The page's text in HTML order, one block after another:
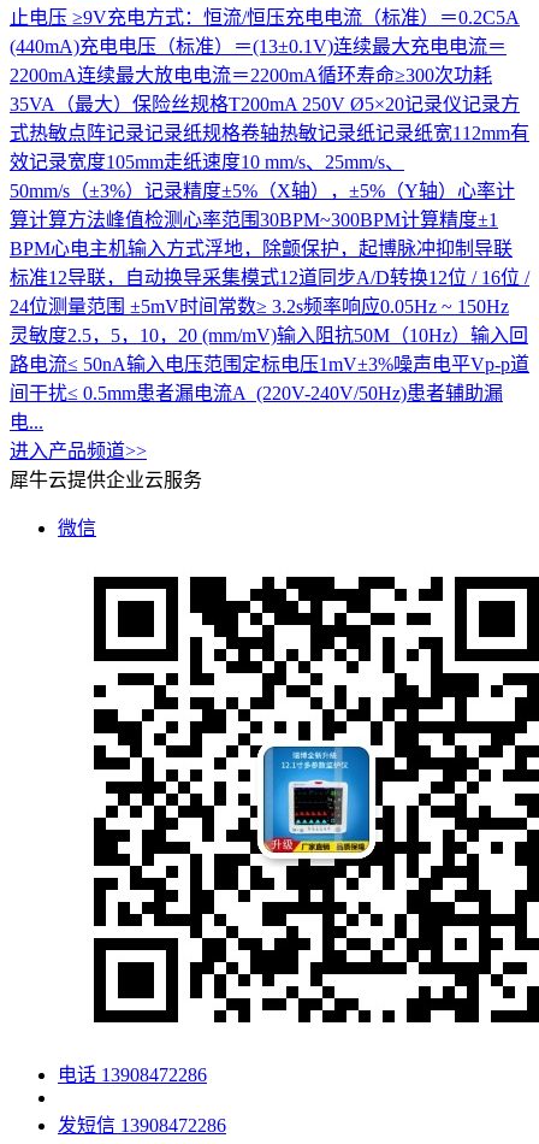
止电压 ≥9V充电方式：恒流/恒压充电电流（标准）＝0.2C5A
(440mA)充电电压（标准）＝(13±0.1V)连续最大充电电流＝
2200mA连续最大放电电流＝2200mA循环寿命≥300次功耗
35VA（最大）保险丝规格T200mA 250V Ø5×20记录仪记录方
式热敏点阵记录记录纸规格卷轴热敏记录纸记录纸宽112mm有
效记录宽度105mm走纸速度10 mm/s、25mm/s、
50mm/s（±3%）记录精度±5%（X轴），±5%（Y轴）心率计
算计算方法峰值检测心率范围30BPM~300BPM计算精度±1
BPM心电主机输入方式浮地，除颤保护，起博脉冲抑制导联
标准12导联，自动换导采集模式12道同步A/D转换12位 / 16位 /
24位测量范围 ±5mV时间常数≥ 3.2s频率响应0.05Hz ~ 150Hz
灵敏度2.5，5，10，20 (mm/mV)输入阻抗50M（10Hz）输入回
路电流≤ 50nA输入电压范围定标电压1mV±3%噪声电平Vp-p道
间干扰≤ 0.5mm患者漏电流A (220V-240V/50Hz)患者辅助漏
电...
进入产品频道>>
犀牛云提供企业云服务
微信
电话 13908472286
发短信 13908472286